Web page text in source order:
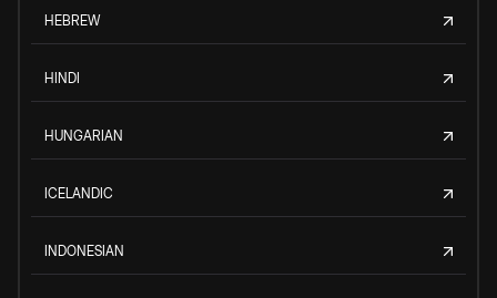
HEBREW
HINDI
HUNGARIAN
ICELANDIC
INDONESIAN